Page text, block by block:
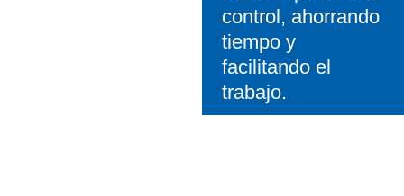
control, ahorrando
tiempo y
facilitando el
trabajo.